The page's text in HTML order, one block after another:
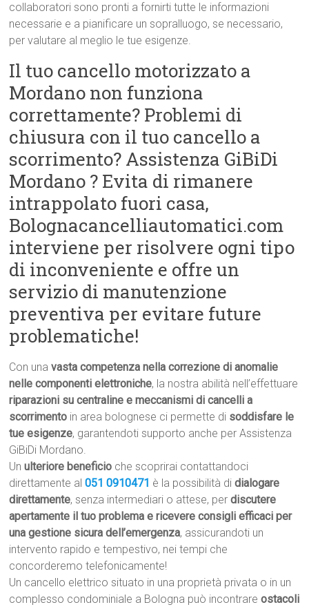
collaboratori sono pronti a fornirti tutte le informazioni
necessarie e a pianificare un sopralluogo, se necessario,
per valutare al meglio le tue esigenze.
Il tuo cancello motorizzato a
Mordano non funziona
correttamente? Problemi di
chiusura con il tuo cancello a
scorrimento? Assistenza GiBiDi
Mordano ? Evita di rimanere
intrappolato fuori casa,
Bolognacancelliautomatici.com
interviene per risolvere ogni tipo
di inconveniente e offre un
servizio di manutenzione
preventiva per evitare future
problematiche!
Con unavasta competenza nella correzione di anomalie
nelle componenti elettroniche, la nostra abilità nell’effettuare
riparazioni su centraline e meccanismi di cancelli a
scorrimento in area bolognese ci permette di soddisfare le
tue esigenze, garantendoti supporto anche per Assistenza
GiBiDi Mordano.
Unulteriore beneficio che scoprirai contattandoci
direttamente al051 0910471 è la possibilità didialogare
direttamente, senza intermediari o attese, perdiscutere
apertamente il tuo problema e ricevere consigli efficaci per
una gestione sicura dell’emergenza, assicurandoti un
intervento rapido e tempestivo, nei tempi che
concorderemo telefonicamente!
Un cancello elettrico situato in una proprietà privata o in un
complesso condominiale a Bologna può incontrare ostacoli